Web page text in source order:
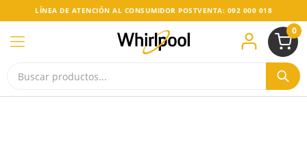
0
LÍNEA DE ATENCIÓN AL CONSUMIDOR POSTVENTA: 092 000 018
